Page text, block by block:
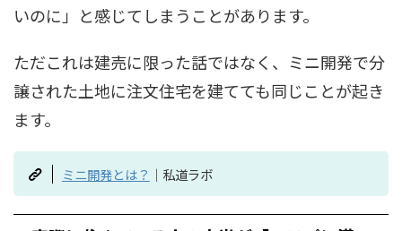
いのに」と感じてしまうことがあります。
ただこれは建売に限った話ではなく、ミニ開発で分
譲された土地に注文住宅を建てても同じことが起き
ます。
ミニ開発とは？ ｜私道ラボ